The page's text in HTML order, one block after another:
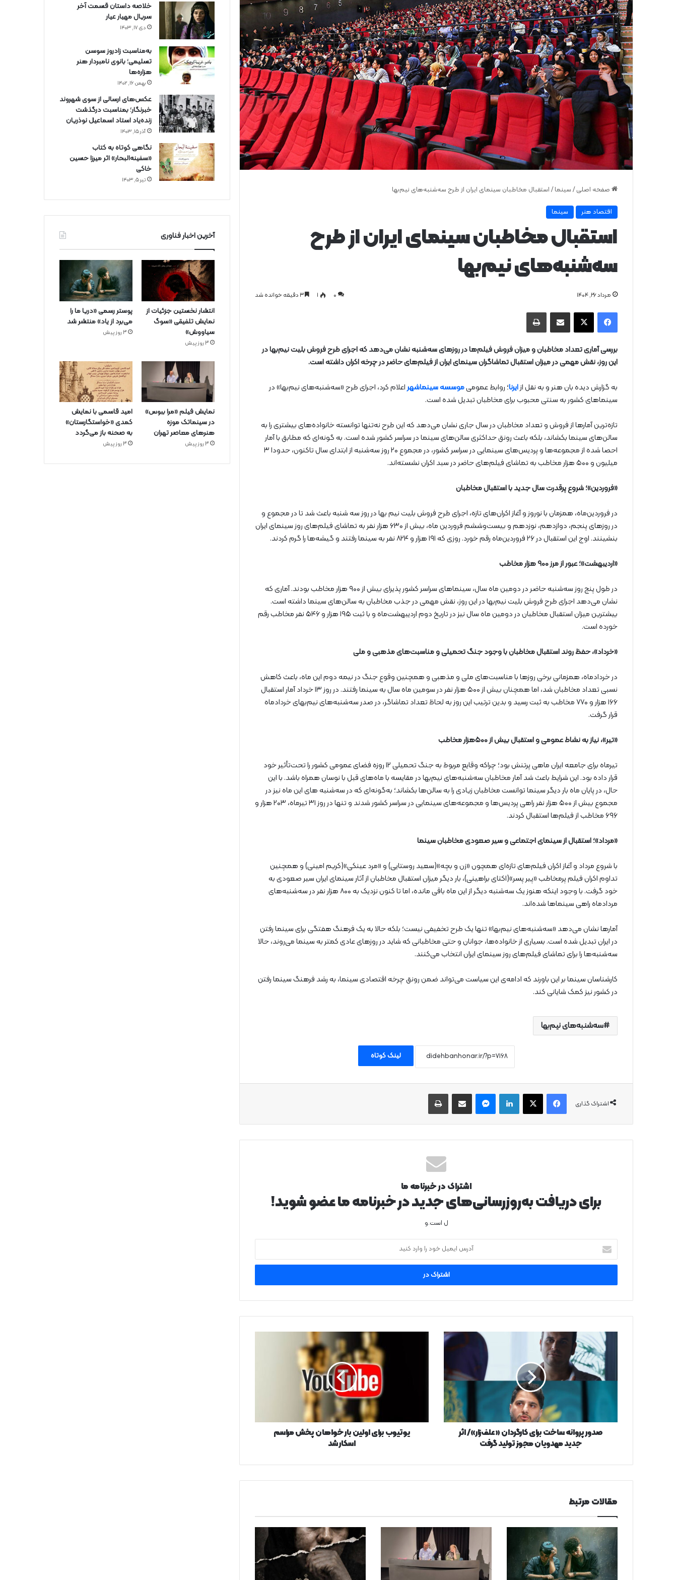
صفحه اصلی / سینما / استقبال مخاطبان سینمای ایران از طرح‌ سه‌شنبه‌های نیم‌بها
اقتصاد هنر سینما
استقبال مخاطبان سینمای ایران از طرح‌
سه‌شنبه‌های نیم‌بها
مرداد ۲۶, ۱۴۰۴ 0 ۱
فیس بوک X از طریق ایمیل به اشتراک بگذارید چاپ
بررسی آماری تعداد مخاطبان و میزان فروش فیلم‌ها در روزهای سه‌شنبه نشان می‌دهد که اجرای طرح فروش بلیت نیم‌بها در
این روز، نقش مهمی در میزان استقبال تماشاگران سینمای ایران از فیلم‌های حاضر در چرخه اکران داشته است.
به گزارش دیده بان هنر و به نقل ازایرنا؛ روابط عمومیموسسه سینماشهراعلام کرد، اجرای طرح «سه‌شنبه‌های نیم‌بها» در
سینماهای کشور به سنتی محبوب برای مخاطبان تبدیل شده است.
تازه‌ترین آمارها از فروش و تعداد مخاطبان‌ در سال جاری نشان می‌دهد که این طرح نه‌تنها توانسته خانواده‌های بیشتری را به
سالن‌های سینما بکشاند، بلکه باعث رونق حداکثری سالن‌های سینما در سراسر کشور شده است. به گونه‌ای که مطابق با آمار
احصا شده از مجموعه‌ها و پردیس‌های سینمایی در سراسر کشور، در مجموع ۲۰ روز سه‌شنبه از ابتدای سال تاکنون، حدودا ۳
میلیون و ۵۰۰ هزار مخاطب به تماشای فیلم‌های حاضر در سبد اکران نشسته‌اند.
«فروردین»؛ شروع پرقدرت سال جدید با استقبال مخاطبان
در فروردین‌ماه، همزمان با نوروز و آغاز اکران‌های تازه، اجرای طرح فروش بلیت نیم بها در روز سه شنبه باعث شد تا در مجموع و
در روزهای پنجم، دوازدهم، نوزدهم و بیست‌وششم فروردین ماه، بیش از ۶۳۰ هزار نفر به تماشای فیلم‌های روز سینمای ایران
بنشینند. اوج این استقبال در ۲۶ فروردین‌ماه رقم خورد. روزی که ۱۹۱ هزار و ۸۲۴ نفر به سینما رفتند و گیشه‌ها را گرم کردند.
«اردیبهشت»؛ عبور از مرز ۹۰۰ هزار مخاطب
در طول پنج روز سه‌شنبه حاضر در دومین ماه سال، سینماهای سراسر کشور پذیرای بیش از ۹۰۰ هزار مخاطب بودند. آماری که
نشان می‌دهد اجرای طرح فروش بلیت نیم‌بها در این روز، نقش مهمی در جذب مخاطبان به سالن‌های سینما داشته است.
بیشترین میزان استقبال مخاطبان در دومین ماه سال نیز در تاریخ دوم اردیبهشت‌ماه و با ثبت ۱۹۵ هزار و ۵۴۶ نفر مخاطب رقم
خورده است.
«خرداد»، حفظ روند استقبال مخاطبان با وجود جنگ تحمیلی و مناسبت‌های مذهبی و ملی
در خردادماه، همزمانی برخی روزها با مناسبت‌های ملی و مذهبی و همچنین وقوع جنگ در نیمه دوم این ماه، باعث کاهش
نسبی تعداد مخاطبان شد، اما همچنان بیش از ۵۰۰ هزار نفر در سومین ماه سال به سینما رفتند. در روز ۱۳ خرداد آمار استقبال
۱۶۶ هزار و ۷۷۰ مخاطب به ثبت رسید و بدین ترتیب این روز به لحاظ تعداد تماشاگر، در صدر سه‌شنبه‌های نیم‌بهای خردادماه
قرار گرفت.
«تیر»، نیاز به نشاط عمومی و استقبال بیش از ۵۰۰هزار مخاطب
تیرماه برای جامعه ایران ماهی پرتنش بود؛ چراکه وقایع مربوط به جنگ تحمیلی ۱۲ روزه فضای عمومی کشور را تحت‌تأثیر خود
قرار داده بود. این شرایط باعث شد آمار مخاطبان سه‌شنبه‌های نیم‌بها در مقایسه با ماه‌های قبل با نوسان همراه باشد. با این
حال، در پایان ماه بار دیگر سینما توانست مخاطبان زیادی را به سالن‌ها بکشاند؛ به‌گونه‌ای که در سه‌شنبه های این ماه نیز در
مجموع بیش از ۵۰۰ هزار نفر راهی پردیس‌ها و مجموعه‌های سینمایی در سراسر کشور شدند و تنها در روز ۳۱ تیرماه، ۲۰۳ هزار و
۶۹۶ مخاطب از فیلم‌ها استقبال کردند.
«مرداد»؛ استقبال از سینمای اجتماعی و سیر صعودی مخاطبان سینما
با شروع مرداد و آغاز اکران فیلم‌های تازه‌ای همچون «زن و بچه»(سعید روستایی) و «مرد عینکی»(کریم امینی) و همچنین
تداوم اکران فیلم پرمخاطب «پیر پسر»(اکتای براهینی)، بار دیگر میزان استقبال مخاطبان از آثار سینمای ایران سیر صعودی به
خود گرفت. با وجود اینکه هنوز یک سه‌شنبه دیگر از این ماه باقی مانده، اما تا کنون نزدیک به ۸۰۰ هزار نفر در سه‌شنبه‌های
مردادماه راهی سینماها شده‌اند.
آمارها نشان می‌دهد «سه‌شنبه‌های نیم‌بها» تنها یک طرح تخفیفی نیست؛ بلکه حالا به یک فرهنگ هفتگی برای سینما رفتن
در ایران تبدیل شده است. بسیاری از خانواده‌ها، جوانان و حتی مخاطبانی که شاید در روزهای عادی کمتر به سینما می‌روند، حالا
سه‌شنبه‌ها را برای تماشای فیلم‌های روز سینمای ایران انتخاب می‌کنند.
کارشناسان سینما بر این باورند که ادامه‌ی این سیاست می‌تواند ضمن رونق چرخه اقتصادی سینما، به رشد فرهنگ سینما رفتن
در کشور نیز کمک شایانی کند.
سه‌شنبه‌های نیم‌بها
لینک کوتاه
اشتراک گذاری
فیس بوک X لینکدین پیام رسان از طریق ایمیل به اشتراک بگذارید چاپ
اشتراک در خبرنامه ما
برای دریافت به‌روزرسانی‌های جدید در خبرنامه ما عضو شوید!
ل است.و
ایمیل
خود
وارد
صدور
پروانه
ساخت
کارگردان
مهدویان
صدور پروانه ساخت برای کارگردان «علف‌زار»/ اثر
جدید مهدویان مجوز تولید گرفت
شد
یوتیوب برای اولین بار خواهان پخش مراسم
اسکار شد
مقالات مرتبط
خلاصه داستان قسمت آخر
سریال مهیار عیار
دی ۱۷, ۱۴۰۳
به‌مناسبت زادروز سوسن
تسلیمی؛ بانوی نامبردار هنر
هزاره‌ها
بهمن ۱۶, ۱۴۰۲
عکس‌های ارسالی از سوی شهروند
خبرنگار؛ بمناسبت درگذشت
زنده‌یاد استاد اسماعیل نوذریان
آذر ۱۵, ۱۴۰۳
نگاهی کوتاه به کتاب
«سفینه‌البحار» اثر میرزا حسین
خاکی
تیر ۵, ۱۴۰۳
آخرین اخبار فناوری
انتشار نخستین جزئیات از
نمایش تلفیقی «سوگ
سیاووش»
3 روز پیش
پوستر رسمی «دریا ما را
می‌برد از یاد» منتشر شد
3 روز پیش
نمایش فیلم «مرا ببوس»
در سینماتک موزه
هنرهای معاصر تهران
3 روز پیش
امید قاسمی با نمایش
کمدی «خواستگارستان»
به صحنه باز می‌گردد
3 روز پیش